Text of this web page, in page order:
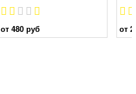
от 480 руб от